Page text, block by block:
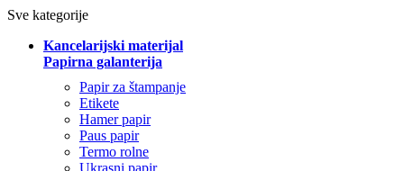
Sve kategorije
Kancelarijski materijal
Papirna galanterija
Papir za štampanje
Etikete
Hamer papir
Paus papir
Termo rolne
Ukrasni papir